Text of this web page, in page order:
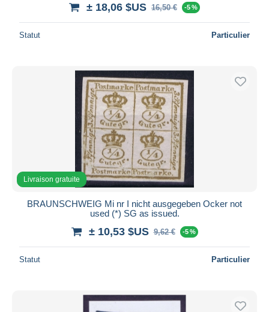
± 18,06 $US 16,50 € -5 %
Statut Particulier
Livraison gratuite
BRAUNSCHWEIG Mi nr I nicht ausgegeben Ocker not
used (*) SG as issued.
± 10,53 $US 9,62 € -5 %
Statut Particulier